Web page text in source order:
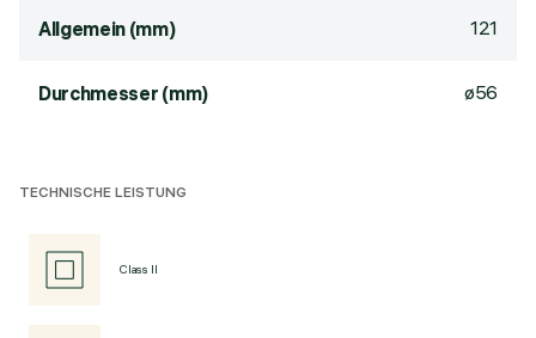
Allgemein (mm) 121
Durchmesser (mm) ø56
TECHNISCHE LEISTUNG
Class II